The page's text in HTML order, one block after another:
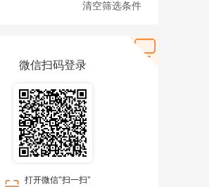
清空筛选条件
微信扫码登录
打开微信"扫一扫"